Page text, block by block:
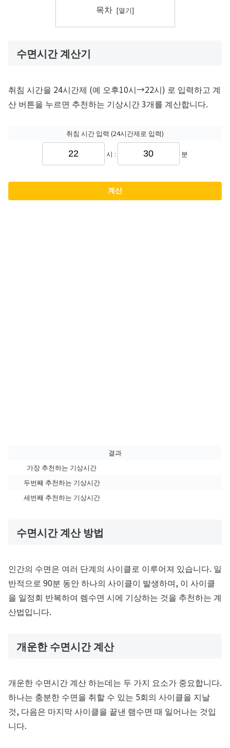
목차
수면시간 계산기
취침 시간을 24시간제 (예 오후10시→22시) 로 입력하고 계
산 버튼을 누르면 추천하는 기상시간 3개를 계산합니다.
취침 시간 입력 (24시간제로 입력)
시 : 분
결과
가장 추천하는 기상시간
두번째 추천하는 기상시간
세번째 추천하는 기상시간
수면시간 계산 방법
인간의 수면은 여러 단계의 사이클로 이루어져 있습니다. 일
반적으로 90분 동안 하나의 사이클이 발생하며, 이 사이클
을 일정회 반복하여 렘수면 시에 기상하는 것을 추천하는 계
산법입니다.
개운한 수면시간 계산
개운한 수면시간 계산 하는데는 두 가지 요소가 중요합니다.
하나는 충분한 수면을 취할 수 있는 5회의 사이클을 지날
것, 다음은 마지막 사이클을 끝낸 램수면 때 일어나는 것입
니다.